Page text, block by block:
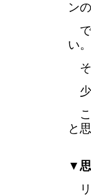
ン
で
い。
そ
少
こ
と
▼
リ